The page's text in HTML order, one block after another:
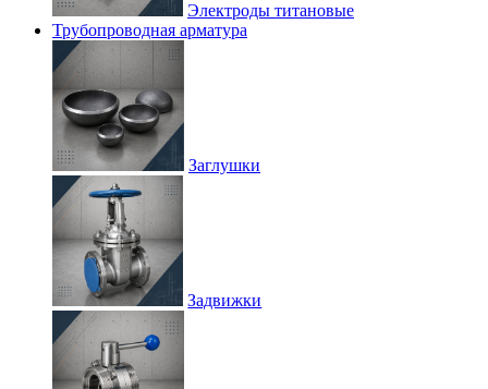
Электроды титановые
Трубопроводная арматура
Заглушки
Задвижки